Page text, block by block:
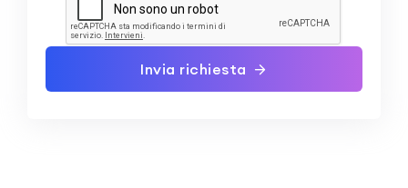
Invia richiesta